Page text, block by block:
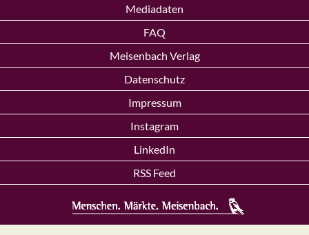
Mediadaten
FAQ
Meisenbach Verlag
Datenschutz
Impressum
Instagram
LinkedIn
RSS Feed